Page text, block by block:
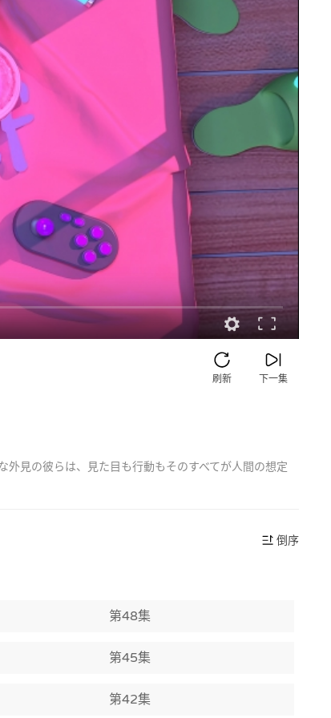
下一集
刷新
見の彼らは、見た目も行動もそのすべてが人間の想定
倒序
第48集
第45集
第42集